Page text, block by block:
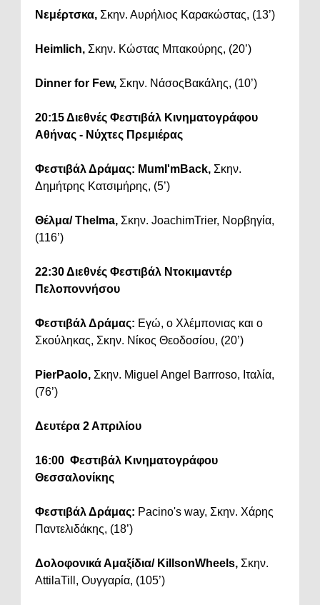
Νεμέρτσκα, Σκην. Αυρήλιος Καρακώστας, (13’)
Heimlich, Σκην. Κώστας Μπακούρης, (20’)
Dinner for Few, Σκην. ΝάσοςΒακάλης, (10’)
20:15 Διεθνές Φεστιβάλ Κινηματογράφου
Αθήνας - Νύχτες Πρεμιέρας
Φεστιβάλ Δράμας: MumI'mBack, Σκην.
Δημήτρης Κατσιμήρης, (5’)
Θέλμα/ Thelma, Σκην. JoachimTrier, Νορβηγία,
(116’)
22:30 Διεθνές Φεστιβάλ Ντοκιμαντέρ
Πελοποννήσου
Φεστιβάλ Δράμας: Εγώ, ο Χλέμπονιας και ο
Σκούληκας, Σκην. Νίκος Θεοδοσίου, (20’)
PierPaolo, Σκην. Miguel Angel Barrroso, Ιταλία,
(76’)
Δευτέρα 2 Απριλίου
16:00 Φεστιβάλ Κινηματογράφου
Θεσσαλονίκης
Φεστιβάλ Δράμας: Pacino's way, Σκην. Χάρης
Παντελιδάκης, (18’)
Δολοφονικά Αμαξίδια/ KillsonWheels, Σκην.
AttilaTill, Ουγγαρία, (105’)